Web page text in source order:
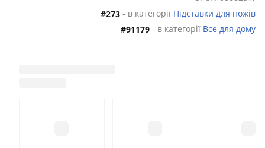
#273 - в категорії Підставки для ножів
#91179 - в категорії Все для дому